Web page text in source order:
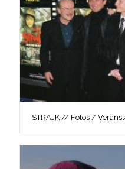
STRAJK // Fotos /